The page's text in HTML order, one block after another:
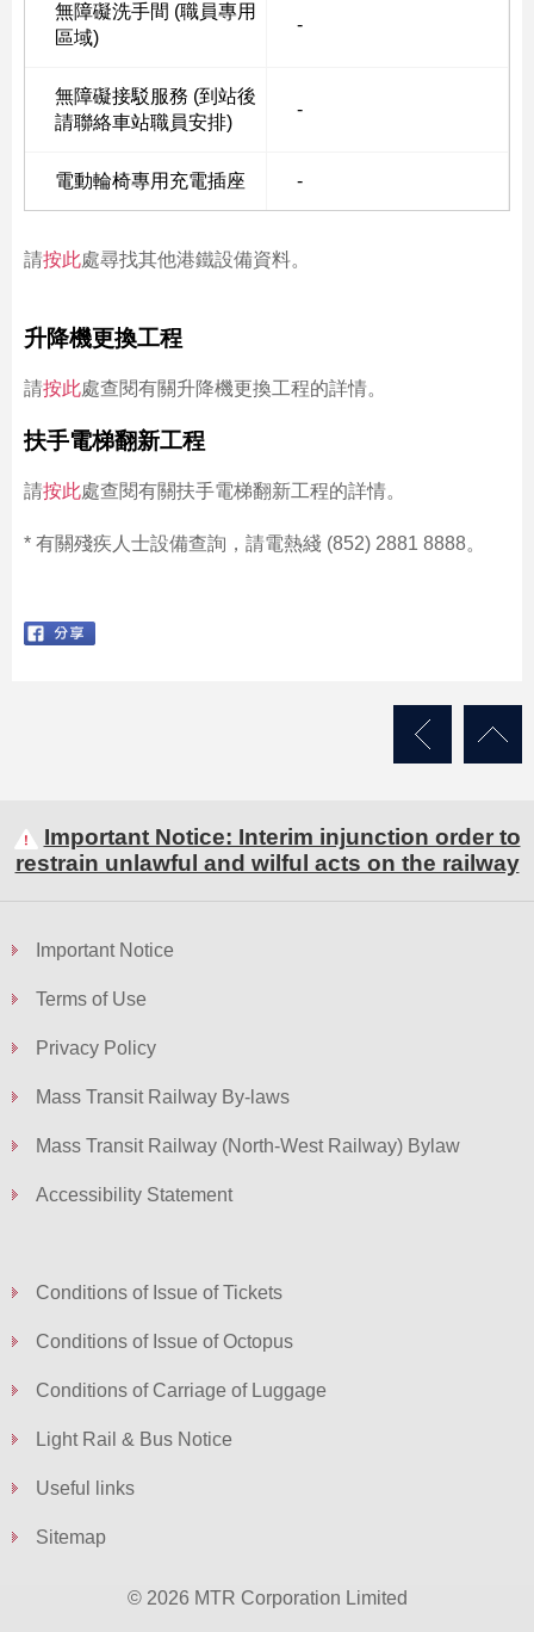
無障礙洗手間 (職員專用
區域)
-
無障礙接駁服務 (到站後
請聯絡車站職員安排)
-
電動輪椅專用充電插座 -
請按此處尋找其他港鐵設備資料。
升降機更換工程
請按此處查閱有關升降機更換工程的詳情。
扶手電梯翻新工程
請按此處查閱有關扶手電梯翻新工程的詳情。
* 有關殘疾人士設備查詢，請電熱綫 (852) 2881 8888。
Important Notice: Interim injunction order to
restrain unlawful and wilful acts on the railway
Important Notice
Terms of Use
Privacy Policy
Mass Transit Railway By-laws
Mass Transit Railway (North-West Railway) Bylaw
Accessibility Statement
Conditions of Issue of Tickets
Conditions of Issue of Octopus
Conditions of Carriage of Luggage
Light Rail & Bus Notice
Useful links
Sitemap
© 2026 MTR Corporation Limited